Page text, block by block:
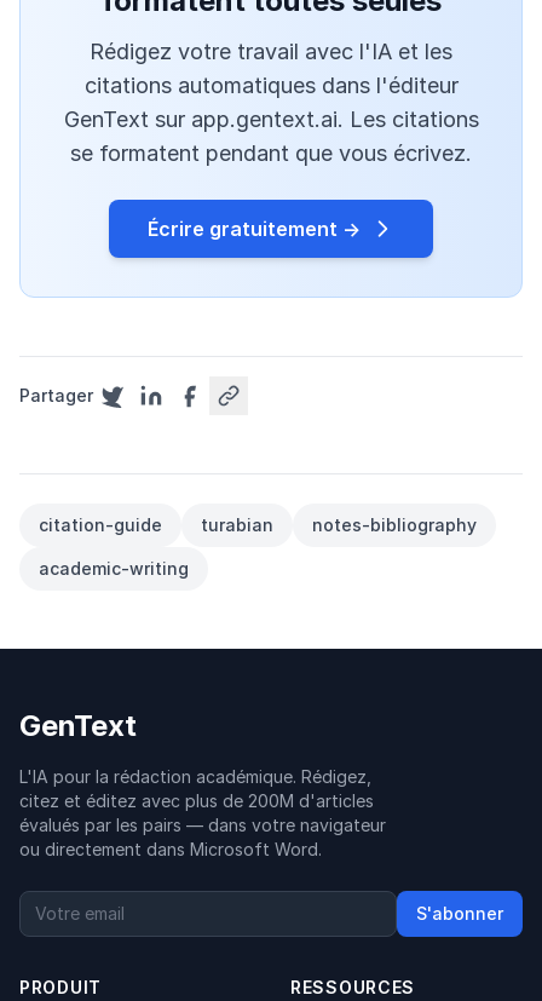
Rédigez votre travail avec l'IA et les
citations automatiques dans l'éditeur
GenText sur app.gentext.ai. Les citations
se formatent pendant que vous écrivez.
Écrire gratuitement →
Partager
citation-guide turabian notes-bibliography
academic-writing
GenText
L'IA pour la rédaction académique. Rédigez,
citez et éditez avec plus de 200M d'articles
évalués par les pairs — dans votre navigateur
ou directement dans Microsoft Word.
S'abonner
PRODUIT RESSOURCES